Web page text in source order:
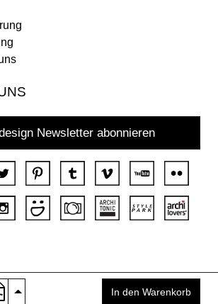
> In den Warenkorb
Newsletter abonnieren
Alle Rechte vorbehalten.